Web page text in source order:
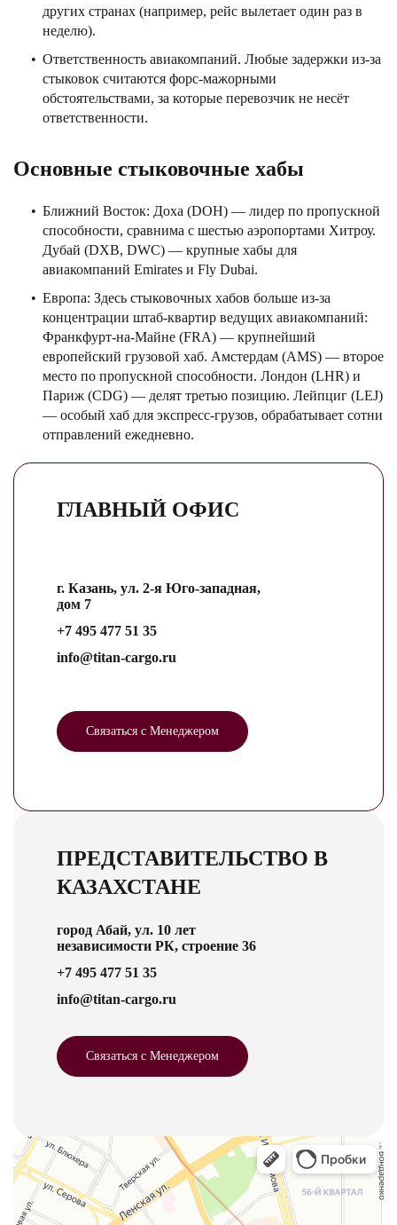
других странах (например, рейс вылетает один раз в
неделю).
Ответственность авиакомпаний. Любые задержки из-за
стыковок считаются форс-мажорными
обстоятельствами, за которые перевозчик не несёт
ответственности.
Основные стыковочные хабы
Ближний Восток: Доха (DOH) — лидер по пропускной
способности, сравнима с шестью аэропортами Хитроу.
Дубай (DXB, DWC) — крупные хабы для
авиакомпаний Emirates и Fly Dubai.
Европа: Здесь стыковочных хабов больше из-за
концентрации штаб-квартир ведущих авиакомпаний:
Франкфурт-на-Майне (FRA) — крупнейший
европейский грузовой хаб. Амстердам (AMS) — второе
место по пропускной способности. Лондон (LHR) и
Париж (CDG) — делят третью позицию. Лейпциг (LEJ)
— особый хаб для экспресс-грузов, обрабатывает сотни
отправлений ежедневно.
ГЛАВНЫЙ ОФИС
г. Казань, ул. 2-я Юго-западная,
дом 7
+7 495 477 51 35
info@titan-cargo.ru
Связаться с Менеджером
ПРЕДСТАВИТЕЛЬСТВО В
КАЗАХСТАНЕ
город Абай, ул. 10 лет
независимости РК, строение 36
+7 495 477 51 35
info@titan-cargo.ru
Связаться с Менеджером